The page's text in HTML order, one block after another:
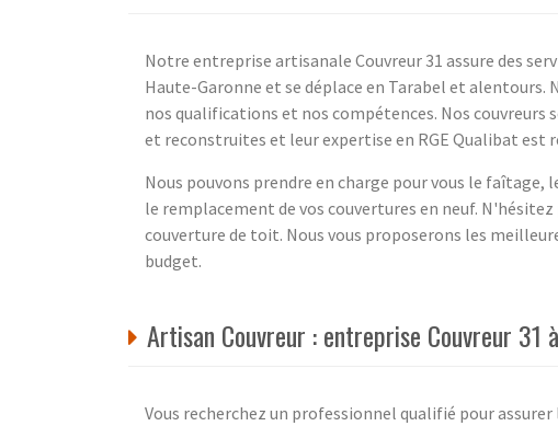
Notre entreprise artisanale Couvreur 31 assure des
Haute-Garonne et se déplace en Tarabel et alentours.
nos qualifications et nos compétences. Nos
et reconstruites et leur expertise en RGE Qualibat est
Nous pouvons prendre en charge pour vous le
le remplacement de vos couvertures en neuf.
couverture de toit. Nous vous proposerons les
budget.
Artisan Couvreur : entreprise Couvreur 31
Vous recherchez un professionnel qualifié pour